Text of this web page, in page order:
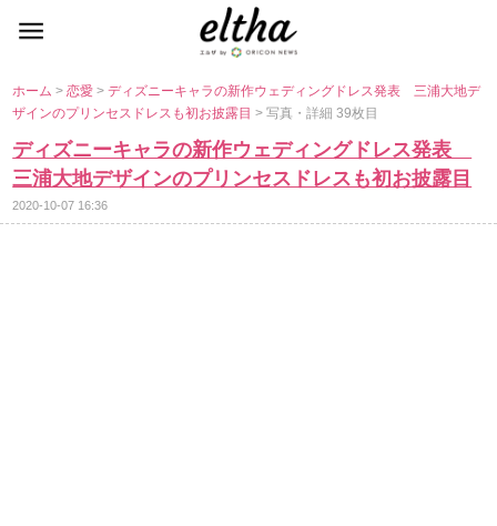
ホーム>恋愛>ディズニーキャラの新作ウェディングドレス発表 三浦大地デ
ザインのプリンセスドレスも初お披露目> 写真・詳細 39枚目
ディズニーキャラの新作ウェディングドレス発表
三浦大地デザインのプリンセスドレスも初お披露目
2020-10-07 16:36